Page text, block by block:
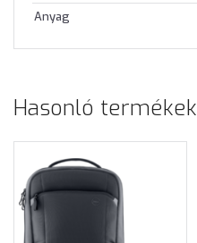
Anyag
Hasonló termékek